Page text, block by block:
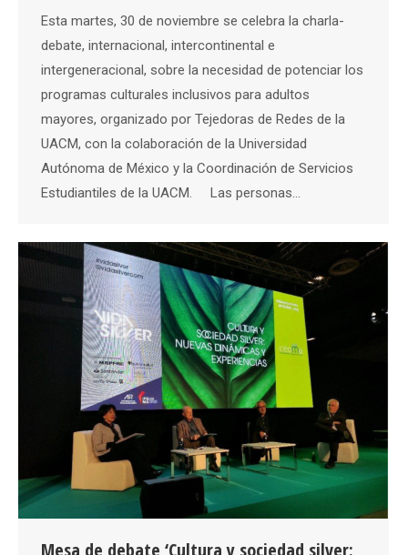
Esta martes, 30 de noviembre se celebra la charla-
debate, internacional, intercontinental e
intergeneracional, sobre la necesidad de potenciar los
programas culturales inclusivos para adultos
mayores, organizado por Tejedoras de Redes de la
UACM, con la colaboración de la Universidad
Autónoma de México y la Coordinación de Servicios
Estudiantiles de la UACM. Las personas…
Mesa de debate ‘Cultura y sociedad silver: